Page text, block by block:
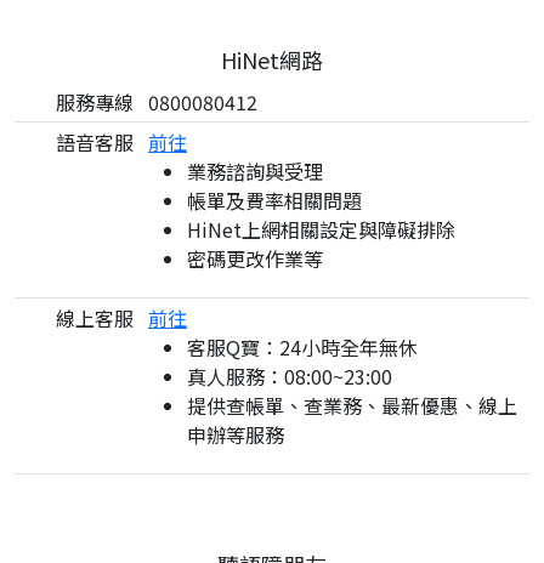
HiNet網路
服務專線 0800080412
語音客服 前往
業務諮詢與受理
帳單及費率相關問題
HiNet上網相關設定與障礙排除
密碼更改作業等
線上客服 前往
客服Q寶：24小時全年無休
真人服務：08:00~23:00
提供查帳單、查業務、最新優惠、線上
申辦等服務